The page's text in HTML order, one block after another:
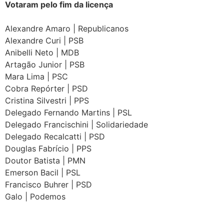
Votaram pelo fim da licença
Alexandre Amaro | Republicanos
Alexandre Curi | PSB
Anibelli Neto | MDB
Artagão Junior | PSB
Mara Lima | PSC
Cobra Repórter | PSD
Cristina Silvestri | PPS
Delegado Fernando Martins | PSL
Delegado Francischini | Solidariedade
Delegado Recalcatti | PSD
Douglas Fabrício | PPS
Doutor Batista | PMN
Emerson Bacil | PSL
Francisco Buhrer | PSD
Galo | Podemos